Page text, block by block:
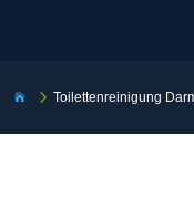
 5Toilettenreinigung